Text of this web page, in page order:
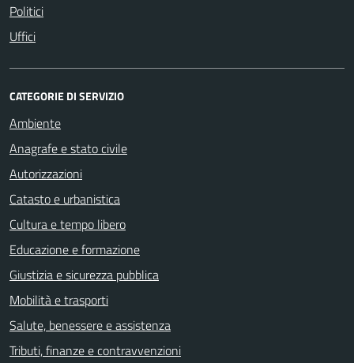
Politici
Uffici
CATEGORIE DI SERVIZIO
Ambiente
Anagrafe e stato civile
Autorizzazioni
Catasto e urbanistica
Cultura e tempo libero
Educazione e formazione
Giustizia e sicurezza pubblica
Mobilità e trasporti
Salute, benessere e assistenza
Tributi, finanze e contravvenzioni